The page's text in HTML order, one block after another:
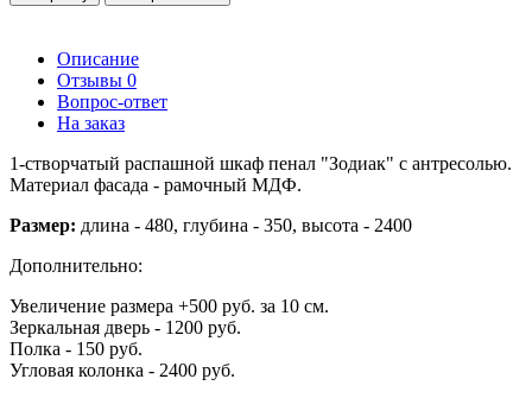
Описание
Отзывы 0
Вопрос-ответ
На заказ
1-створчатый распашной шкаф пенал "Зодиак" с антресолью.
Материал фасада - рамочный МДФ.
Размер: длина - 480, глубина - 350, высота - 2400
Дополнительно:
Увеличение размера +500 руб. за 10 см.
Зеркальная дверь - 1200 руб.
Полка - 150 руб.
Угловая колонка - 2400 руб.